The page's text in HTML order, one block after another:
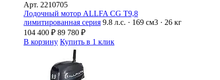
Арт. 2210705
Лодочный мотор ALLFA CG T9,8
лимитированная серия 9.8 л.с. · 169 см3 · 26 кг
104 400 ₽ 89 780 ₽
В корзину Купить в 1 клик